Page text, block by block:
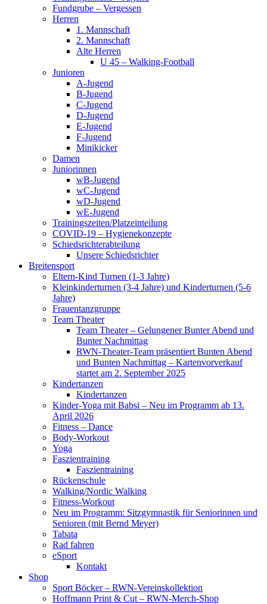
Fundgrube – Vergessen
Herren
1. Mannschaft
2. Mannschaft
Alte Herren
U 45 – Walking-Football
Junioren
A-Jugend
B-Jugend
C-Jugend
D-Jugend
E-Jugend
F-Jugend
Minikicker
Damen
Juniorinnen
wB-Jugend
wC-Jugend
wD-Jugend
wE-Jugend
Trainingszeiten/Platzeinteilung
COVID-19 – Hygienekonzepte
Schiedsrichterabteilung
Unsere Schiedsrichter
Breitensport
Eltern-Kind Turnen (1-3 Jahre)
Kleinkinderturnen (3-4 Jahre) und Kinderturnen (5-6
Jahre)
Frauentanzgruppe
Team Theater
Team Theater – Gelungener Bunter Abend und
Bunter Nachmittag
RWN-Theater-Team präsentiert Bunten Abend
und Bunten Nachmittag – Kartenvorverkauf
startet am 2. September 2025
Kindertanzen
Kindertanzen
Kinder-Yoga mit Babsi – Neu im Programm ab 13.
April 2026
Fitness – Dance
Body-Workout
Yoga
Faszientraining
Faszientraining
Rückenschule
Walking/Nordic Walking
Fitness-Workout
Neu im Programm: Sitzgymnastik für Seniorinnen und
Senioren (mit Bernd Meyer)
Tabata
Rad fahren
eSport
Kontakt
Shop
Sport Böcker – RWN-Vereinskollektion
Hoffmann Print & Cut – RWN-Merch-Shop